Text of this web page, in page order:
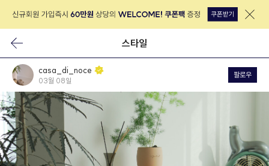
스타일
casa_di_noce
03월 08일
팔로우